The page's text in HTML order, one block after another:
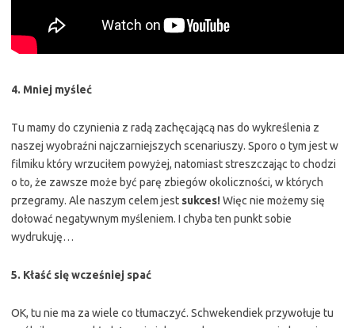
4. Mniej myśleć
Tu mamy do czynienia z radą zachęcającą nas do wykreślenia z
naszej wyobraźni najczarniejszych scenariuszy. Sporo o tym jest w
filmiku który wrzuciłem powyżej, natomiast streszczając to chodzi
o to, że zawsze może być parę zbiegów okoliczności, w których
przegramy. Ale naszym celem jest sukces!Więc nie możemy się
dołować negatywnym myśleniem. I chyba ten punkt sobie
wydrukuję…
5. Kłaść się wcześniej spać
OK, tu nie ma za wiele co tłumaczyć. Schwekendiek przywołuje tu